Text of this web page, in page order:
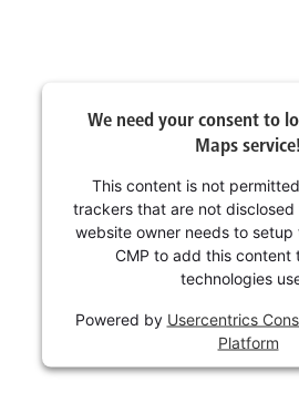
We need your consent to
Maps service!
This content is not
trackers that are not disclosed
website owner needs to
CMP to add this content
technologies
Powered by Usercentrics
Platform